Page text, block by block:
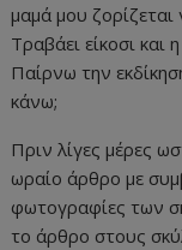
μαμά μου
Τραβάει είκοσι και
Παίρνω την
κάνω;
Πριν λίγες μέρες
ωραίο άρθρο με
φωτογραφίες των
το άρθρο στους